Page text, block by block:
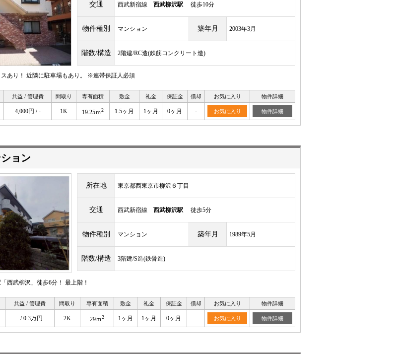
交通 西武新宿線 西武柳沢駅 徒歩10分
物件種別 マンション 築年月 2003年3月
階数/構造 2階建/RC造(鉄筋コンクリート造)
あり！ 近隣に駐車場もあり。 ※連帯保証人必須
共益 / 管理費 間取り 専有面積 敷金 礼金 保証金 償却 お気に入り 物件詳細
4,000円 / - 1K 19.25ｍ2 1.5ヶ月 1ヶ月 0ヶ月 - お気に入り 物件詳細
ョン
所在地 東京都西東京市柳沢６丁目
交通 西武新宿線 西武柳沢駅 徒歩5分
物件種別 マンション 築年月 1989年5月
階数/構造 3階建/S造(鉄骨造)
西武柳沢」徒歩6分！ 最上階！
共益 / 管理費 間取り 専有面積 敷金 礼金 保証金 償却 お気に入り 物件詳細
- / 0.3万円 2K 29ｍ2 1ヶ月 1ヶ月 0ヶ月 - お気に入り 物件詳細